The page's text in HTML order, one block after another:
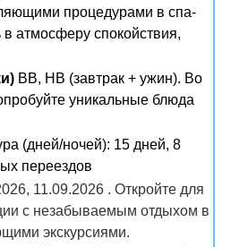
процедурами в спа-
в атмосферу спокойствия,
ВВ, НВ (завтрак + ужин). Во
уникальные блюда
(дней/ночей): 15 дней, 8
переездов
11.09.2026 . Откройте для
с незабываемым отдыхом в
экскурсиями.